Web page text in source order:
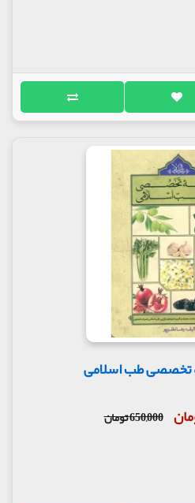
تخصصی طب اسلامی
650,000 تومان